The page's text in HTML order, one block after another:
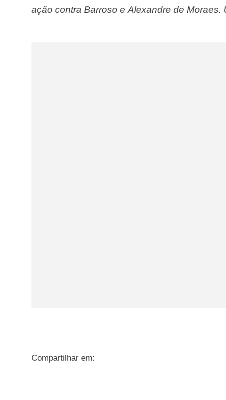
ação contra Barroso e Alexandre de Moraes.
Compartilhar em: